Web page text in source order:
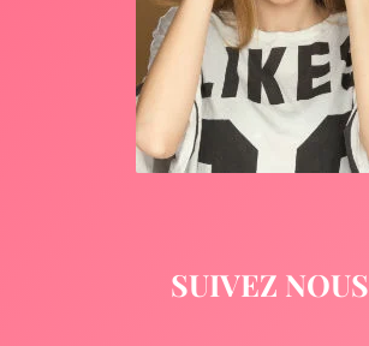
SUIVEZ NOUS